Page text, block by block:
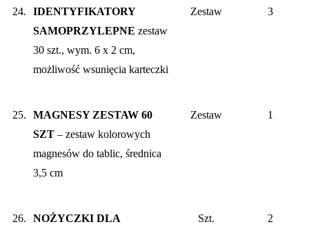
24.
IDENTYFIKATORY
SAMOPRZYLEPNE zestaw
30 szt., wym. 6 x 2 cm,
możliwość wsunięcia karteczki
Zestaw 3
25. MAGNESY ZESTAW 60
SZT – zestaw kolorowych
magnesów do tablic, średnica
3,5 cm
Zestaw 1
26.
NOŻYCZKI DLA
Szt. 2